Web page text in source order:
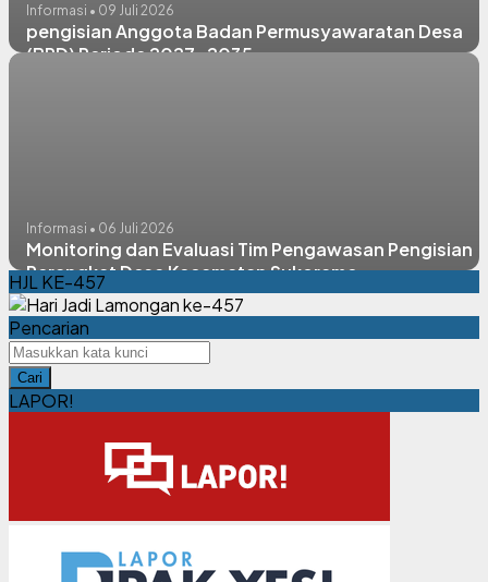
Informasi • 09 Juli 2026
pengisian Anggota Badan Permusyawaratan Desa
(BPD) Periode 2027-2035
Informasi • 06 Juli 2026
Monitoring dan Evaluasi Tim Pengawasan Pengisian
Perangkat Desa Kecamatan Sukorame
HJL KE-457
Pencarian
Cari
LAPOR!